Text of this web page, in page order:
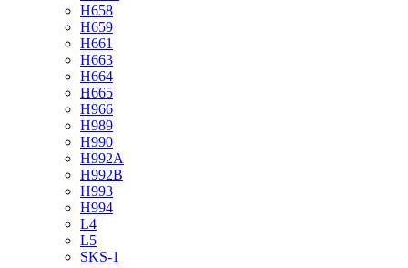
H658
H659
H661
H663
H664
H665
H966
H989
H990
H992A
H992B
H993
H994
L4
L5
SKS-1